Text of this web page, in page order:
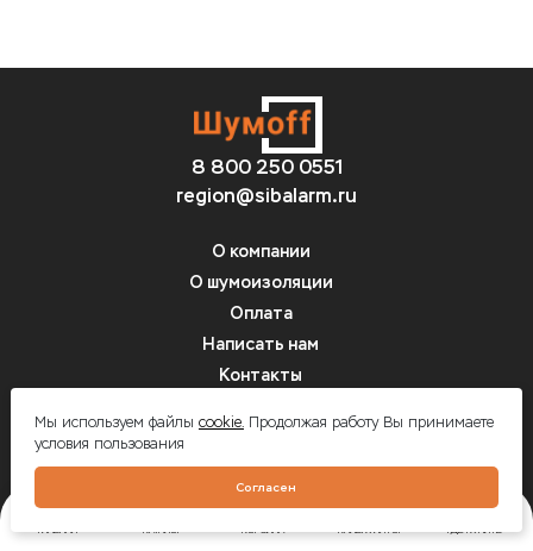
8 800 250 0551
region@sibalarm.ru
О компании
О шумоизоляции
Оплата
Написать нам
Контакты
Шумоff - шумоизоляция автомобилей
Мы используем файлы cookie.Продолжая работу Вы принимаете
условия пользования
Согласен
ГЛАВНАЯ КАТАЛОГ КОРЗИНА КАЛЬКУЛЯТОР ГДЕ КУПИТЬ